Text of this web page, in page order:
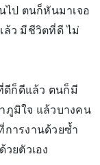
ไป ตนก็หันมาเจอ
ล้ว มีชีวิตที่ดี ไม่
ดีก็ดีแล้ว ตนก็มี
ภูมิใจ แล้วบางคน
การงานด้วยซ้ำ
ยตัวเอง